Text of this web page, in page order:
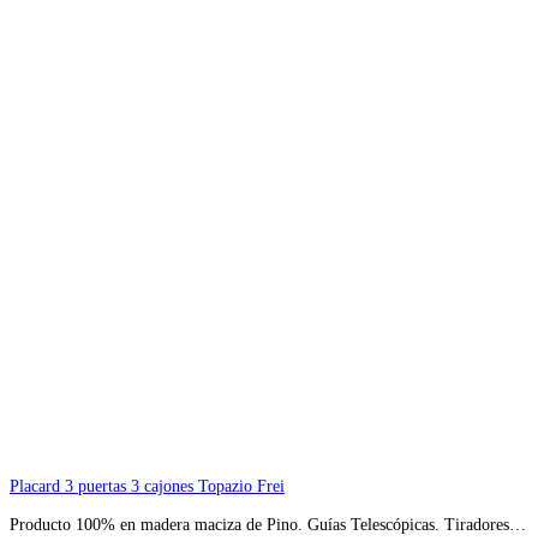
Placard 3 puertas 3 cajones Topazio Frei
Producto 100% en madera maciza de Pino. Guías Telescópicas. Tiradores…